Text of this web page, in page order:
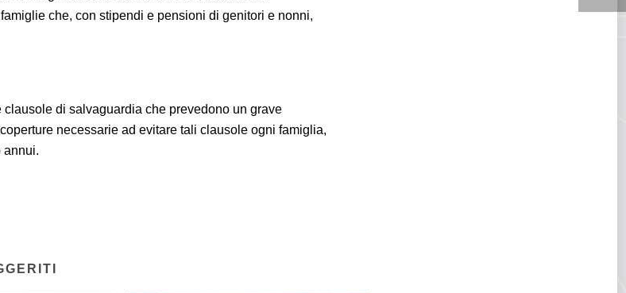
che, con stipendi e pensioni di genitori e nonni,
di salvaguardia che prevedono un grave
necessarie ad evitare tali clausole ogni famiglia,
annui.